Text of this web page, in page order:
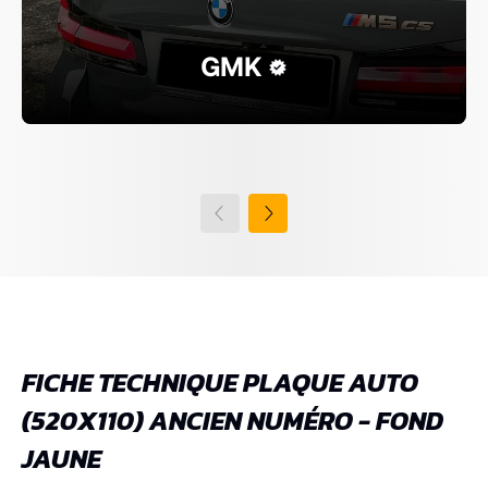
GMK
FICHE TECHNIQUE PLAQUE AUTO
(520X110) ANCIEN NUMÉRO - FOND
JAUNE